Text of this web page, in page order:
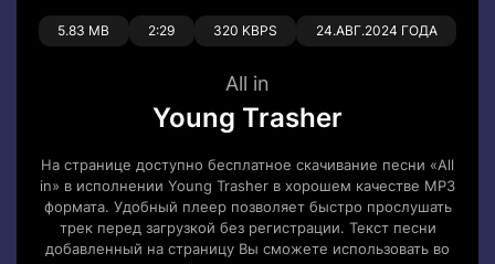
5.83 MB 2:29 320 KBPS 24.АВГ.2024 ГОДА
0 0
All in
Young Trasher
На странице доступно бесплатное скачивание песни «All
in» в исполнении Young Trasher в хорошем качестве MP3
формата. Удобный плеер позволяет быстро прослушать
трек перед загрузкой без регистрации. Текст песни
добавленный на страницу Вы сможете использовать во